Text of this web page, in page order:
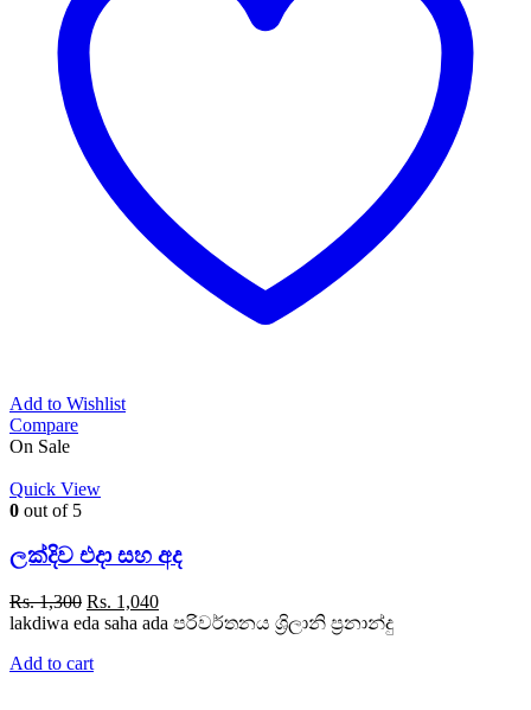
Add to Wishlist
Compare
On Sale
Quick View
0 out of 5
ලක්දිව එදා සහ අද
Rs.1,300 Original
price
Rs. 1,300.
Rs. 1,040Current
price
lakdiwa eda saha ada පරිවර්තනය ශ්‍රිලානි ප්‍රනාන්දු
Add to cart